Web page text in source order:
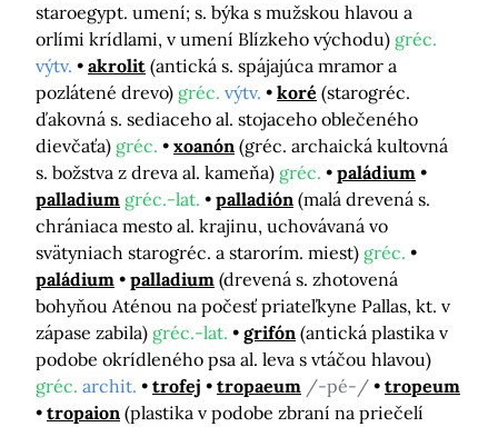
staroegypt. umení; s. býka s mužskou hlavou a
orlími krídlami, v umení Blízkeho východu) gréc.
výtv.
akrolit (antická s. spájajúca mramor a
pozlátené drevo) gréc. výtv. koré (starogréc.
ďakovná s. sediaceho al. stojaceho oblečeného
dievčaťa) gréc. xoanón (gréc. archaická kultovná
s. božstva z dreva al. kameňa) gréc.
paládium
palladium gréc.-lat. palladión (malá drevená s.
chrániaca mesto al. krajinu, uchovávaná vo
svätyniach starogréc. a starorím. miest) gréc.
paládium
palladium (drevená s. zhotovená
bohyňou Aténou na počesť priateľkyne Pallas, kt. v
zápase zabila) gréc.-lat. grifón (antická plastika v
podobe okrídleného psa al. leva s vtáčou hlavou)
gréc. archit. trofej tropaeum /-pé-/
tropeum
tropaion (plastika v podobe zbraní na priečelí